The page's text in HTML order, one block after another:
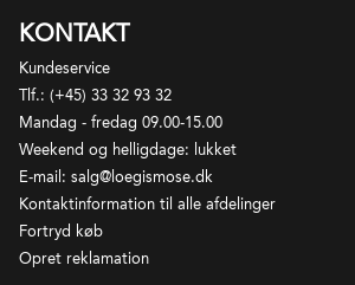
samt indgår i flere af Grand Cru
hvis Mazoyeres-Chambertin tælles
vin fra Mazoyeres-Chambertin
Charmes-Chambertin) Grand Cru
Gevrey-Chambertin, hvorfra der
Bourgognes og verdens mest
Kommunen dækker ca 435 ha
mod syd af Morey-St-Denis. Kun
produceres og druesorten er Pinot
KONTAKT
Kundeservice
Tlf.: (+45) 33 32 93 32
Mandag - fredag 09.00-15.00
Weekend og helligdage: lukket
E-mail: salg@loegismose.dk
Kontaktinformation til alle afdelinger
Fortryd køb
Opret reklamation